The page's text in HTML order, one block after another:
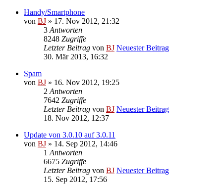
Handy/Smartphone
von BJ » 17. Nov 2012, 21:32
3 Antworten
8248 Zugriffe
Letzter Beitrag von BJ Neuester Beitrag
30. Mär 2013, 16:32
Spam
von BJ » 16. Nov 2012, 19:25
2 Antworten
7642 Zugriffe
Letzter Beitrag von BJ Neuester Beitrag
18. Nov 2012, 12:37
Update von 3.0.10 auf 3.0.11
von BJ » 14. Sep 2012, 14:46
1 Antworten
6675 Zugriffe
Letzter Beitrag von BJ Neuester Beitrag
15. Sep 2012, 17:56